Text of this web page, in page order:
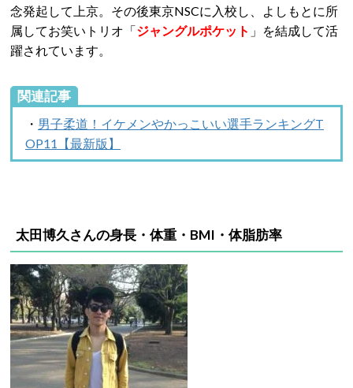
念発起して上京。その後東京NSCに入校し、よしもとに所
属してお笑いトリオ「ジャングルポケット 」を結成して活
躍されています。
関連記事
・ 男子柔道！イケメンやかっこいい選手ランキングT
OP11【最新版】
太田博久さんの身長・体重・BMI・体脂肪率